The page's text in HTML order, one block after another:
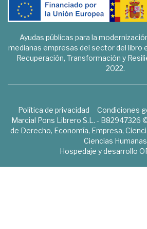
Ayudas públicas para la
medianas empresas del sector del libro
Recuperación, Transformación y
2022.
Política de privacidad Condiciones
Marcial Pons Librero S.L. - B82947326
de Derecho, Economía, Empresa,
Ciencias Humanas
Hospedaje y desarrollo